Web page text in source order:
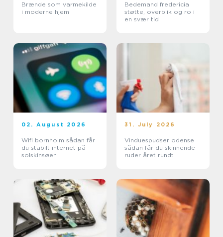
Brænde som varmekilde
i moderne hjem
Bedemand fredericia
støtte, overblik og ro i
en svær tid
02. August 2026
Wifi bornholm sådan får
du stabilt internet på
solskinsøen
31. July 2026
Vinduespudser odense
sådan får du skinnende
ruder året rundt